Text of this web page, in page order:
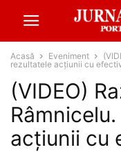
Acasă Eveniment
rezultatele acțiunii cu
(VIDEO)
acțiunii cu